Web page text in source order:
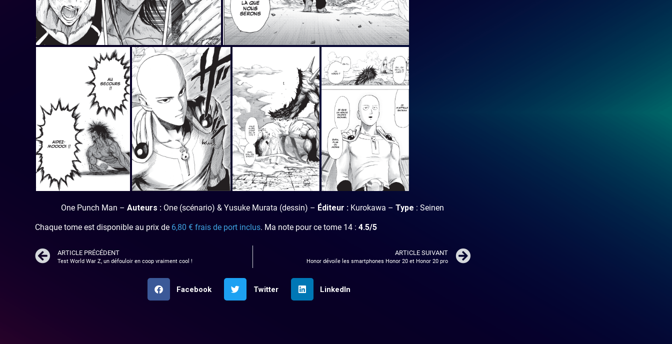
One Punch Man – Auteurs : One (scénario) & Yusuke Murata (dessin) – Éditeur : Kurokawa –Type : Seinen
Chaque tome est disponible au prix de 6,80 € frais de port inclus. Ma note pour ce tome 14 : 4.5/5
ARTICLE PRÉCÉDENT
Test World War Z, un défouloir en coop vraiment cool !
ARTICLE SUIVANT
Honor dévoile les smartphones Honor 20 et Honor 20 pro
Facebook Twitter LinkedIn